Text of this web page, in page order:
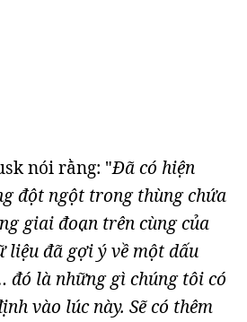
nói rằng: "Đã có hiện
đột ngột trong thùng chứa
giai đoạn trên cùng của
liệu đã gợi ý về một dấu
đó là những gì chúng tôi có
vào lúc này. Sẽ có thêm